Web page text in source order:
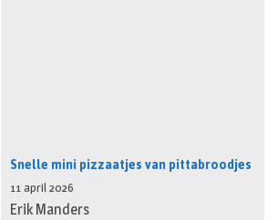
Snelle mini pizzaatjes van pittabroodjes
11 april 2026
Erik Manders